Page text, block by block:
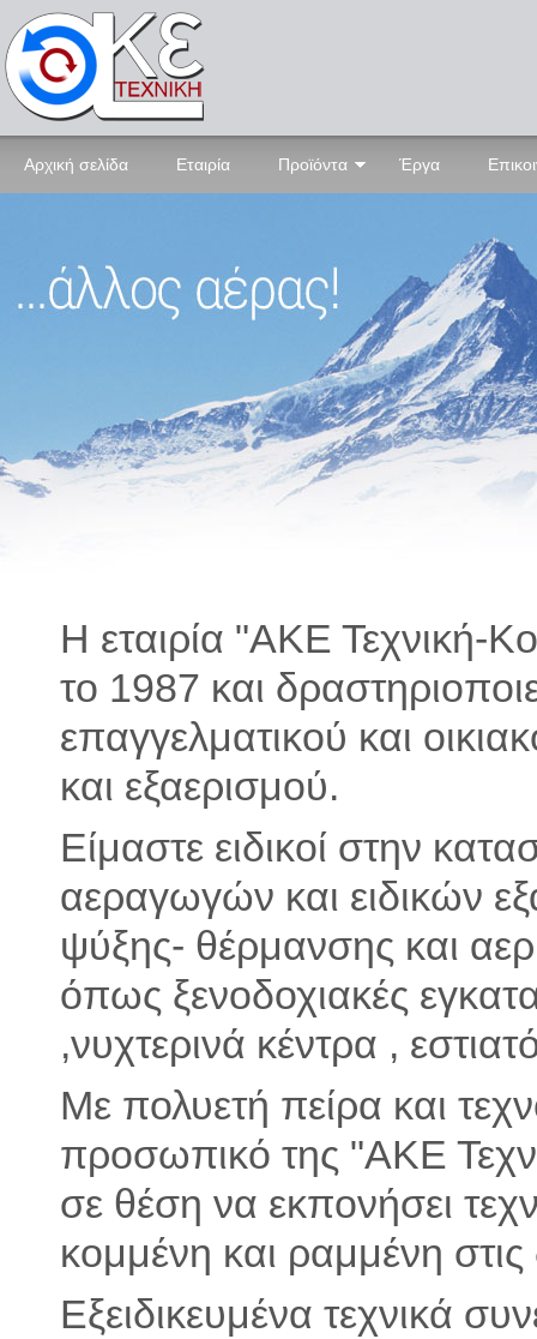
Αρχική σελίδα Εταιρία Προϊόντα Έργα
Η εταιρία "ΑΚΕ Τεχνική-
το 1987 και
επαγγελματικού και
και εξαερισμού.
Είμαστε ειδικοί στην
αεραγωγών και ειδικών
ψύξης- θέρμανσης και
όπως ξενοδοχιακές
,νυχτερινά κέντρα ,
Με πολυετή πείρα και
προσωπικό της "ΑΚΕ
σε θέση να εκπονήσει
κομμένη και ραμμένη στις
Εξειδικευμένα τεχνικά